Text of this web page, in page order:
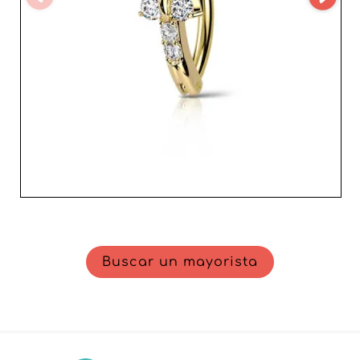
Buscar un mayorista